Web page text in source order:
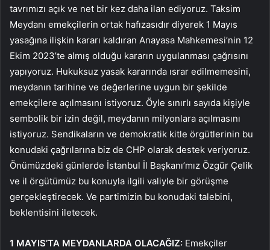
tavrımızı açık ve net bir kez daha ilan ediyoruz. Taksim
Meydanı emekçilerin ortak hafızasıdır diyerek 1 Mayıs
yasağına ilişkin kararı kaldıran Anayasa Mahkemesi’nin 12
Ekim 2023’te almış olduğu kararın uygulanması çağrısını
yapıyoruz. Hukuksuz yasak kararında ısrar edilmemesini,
meydanın tarihine ve değerlerine uygun bir şekilde
emekçilere açılmasını istiyoruz. Öyle sınırlı sayıda kişiyle
sembolik bir izin değil, meydanın milyonlara açılmasını
istiyoruz. Sendikaların ve demokratik kitle örgütlerinin bu
konudaki çağrılarına biz de CHP olarak destek veriyoruz.
Önümüzdeki günlerde İstanbul İl Başkanı’mız Özgür Çelik
ve il örgütümüz bu konuyla ilgili valiyle bir görüşme
gerçekleştirecek. Ve partimizin bu konudaki talebini,
beklentisini iletecek.
1 MAYIS’TA MEYDANLARDA OLACAĞIZ: Emekçiler